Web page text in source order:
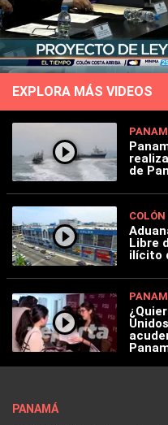
EXPLORA MÁS VIDEOS
de
COLÓN
Libre
ilícito
PANAMÁ